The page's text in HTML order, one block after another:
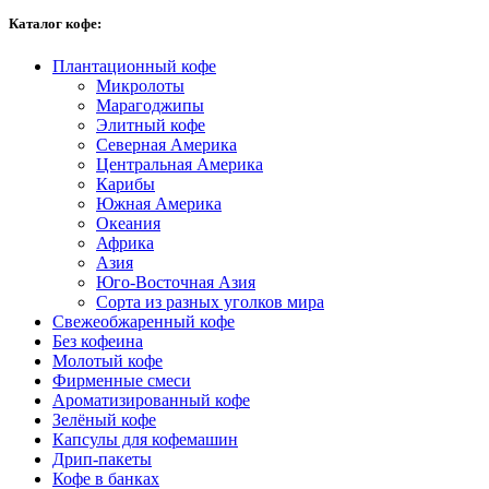
Каталог кофе:
Плантационный кофе
Микролоты
Марагоджипы
Элитный кофе
Северная Америка
Центральная Америка
Карибы
Южная Америка
Океания
Африка
Азия
Юго-Восточная Азия
Сорта из разных уголков мира
Свежеобжаренный кофе
Без кофеина
Молотый кофе
Фирменные смеси
Ароматизированный кофе
Зелёный кофе
Капсулы для кофемашин
Дрип-пакеты
Кофе в банках